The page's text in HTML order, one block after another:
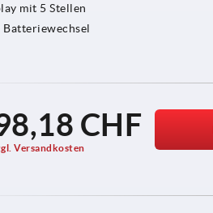
mit 5 Stellen
Batteriewechsel
CHF
Versandkosten